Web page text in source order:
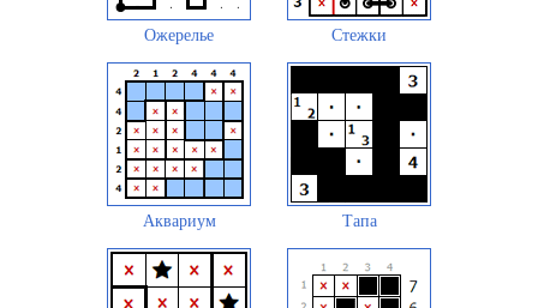
Ожерелье Стежки
Аквариум Тапа